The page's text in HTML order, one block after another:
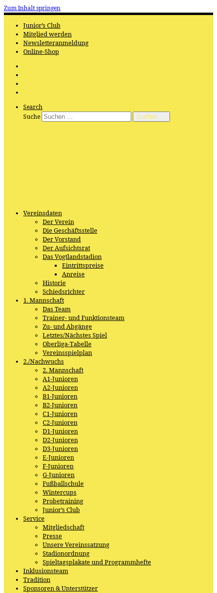
Zum Inhalt springen
Junior’s Club
Mitglied werden
Newsletteranmeldung
Online-Shop
Search
Suche
Suchen …
Vereinsdaten
Der Verein
Die Geschäftsstelle
Der Vorstand
Der Aufsichtsrat
Das Vogtlandstadion
Eintrittspreise
Anreise
Historie
Schiedsrichter
1. Mannschaft
Das Team
Trainer- und Funktionsteam
Zu- und Abgänge
Letztes/Nächstes Spiel
Oberliga-Tabelle
Vereinsspielplan
2./Nachwuchs
2. Mannschaft
A1-Junioren
A2-Junioren
B1-Junioren
B2-Junioren
C1-Junioren
C2-Junioren
D1-Junioren
D2-Junioren
D3-Junioren
E-Junioren
F-Junioren
G-Junioren
Fußballschule
Wintercups
Probetraining
Junior’s Club
Service
Mitgliedschaft
Presse
Unsere Vereinssatzung
Stadionordnung
Spieltagsplakate und Programmhefte
Inklusionsteam
Tradition
Sponsoren & Unterstützer